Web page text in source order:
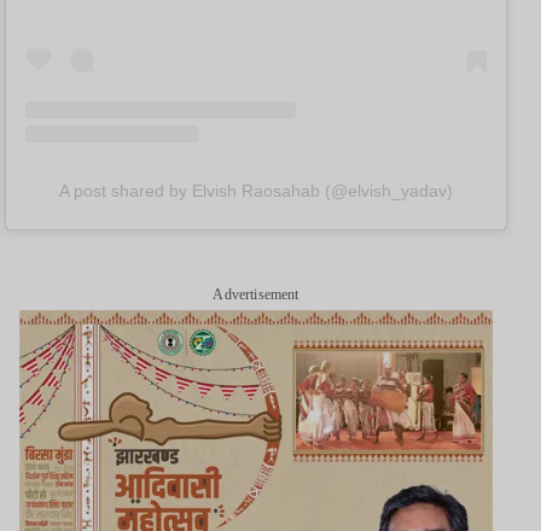
A post shared by Elvish Raosahab (@elvish_yadav)
Advertisement